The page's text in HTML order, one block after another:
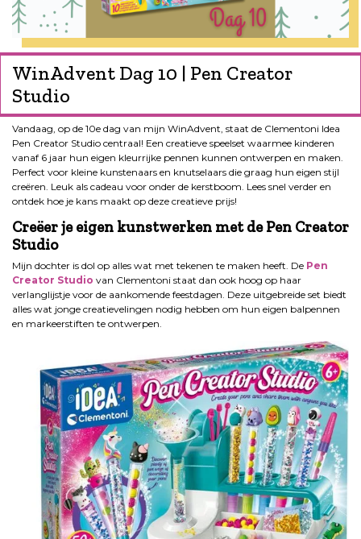
WinAdvent Dag 10 | Pen Creator
Studio
Vandaag, op de 10e dag van mijn WinAdvent, staat de Clementoni Idea
Pen Creator Studio centraal! Een creatieve speelset waarmee kinderen
vanaf 6 jaar hun eigen kleurrijke pennen kunnen ontwerpen en maken.
Perfect voor kleine kunstenaars en knutselaars die graag hun eigen stijl
creëren. Leuk als cadeau voor onder de kerstboom. Lees snel verder en
ontdek hoe je kans maakt op deze creatieve prijs!
Creëer je eigen kunstwerken met de Pen Creator
Studio
Mijn dochter is dol op alles wat met tekenen te maken heeft. De Pen
Creator Studio van Clementoni staat dan ook hoog op haar
verlanglijstje voor de aankomende feestdagen. Deze uitgebreide set biedt
alles wat jonge creatievelingen nodig hebben om hun eigen balpennen
en markeerstiften te ontwerpen.